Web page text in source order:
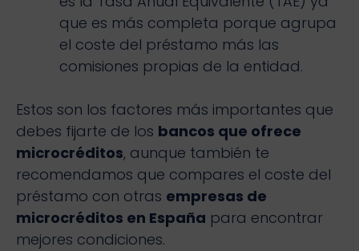
que es más completa porque agrupa
el coste del préstamo más las
comisiones propias de la entidad.
Estos son los factores más importantes que
debes fijarte de los bancos que ofrece
microcréditos, aunque también te
recomendamos que compares el coste del
préstamo con otras empresas de
microcréditos en España para encontrar
mejores condiciones.